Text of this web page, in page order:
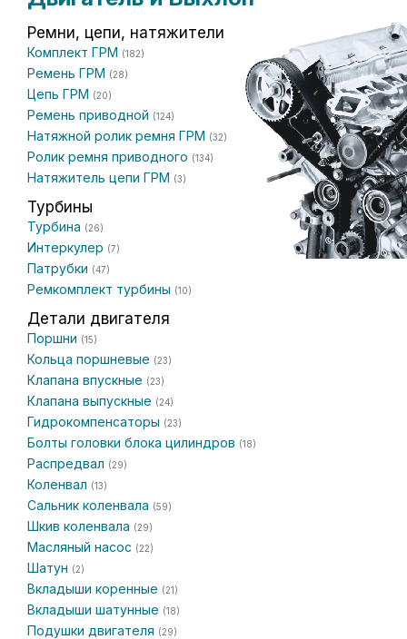
Ремни, цепи, натяжители
Комплект ГРМ (182)
Ремень ГРМ (28)
Цепь ГРМ (20)
Ремень приводной (124)
Натяжной ролик ремня ГРМ (32)
Ролик ремня приводного (134)
Натяжитель цепи ГРМ (3)
Турбины
Турбина (26)
Интеркулер (7)
Патрубки (47)
Ремкомплект турбины (10)
Детали двигателя
Поршни (15)
Кольца поршневые (23)
Клапана впускные (23)
Клапана выпускные (24)
Гидрокомпенсаторы (23)
Болты головки блока цилиндров (18)
Распредвал (29)
Коленвал (13)
Сальник коленвала (59)
Шкив коленвала (29)
Масляный насос (22)
Шатун (2)
Вкладыши коренные (21)
Вкладыши шатунные (18)
Подушки двигателя (29)